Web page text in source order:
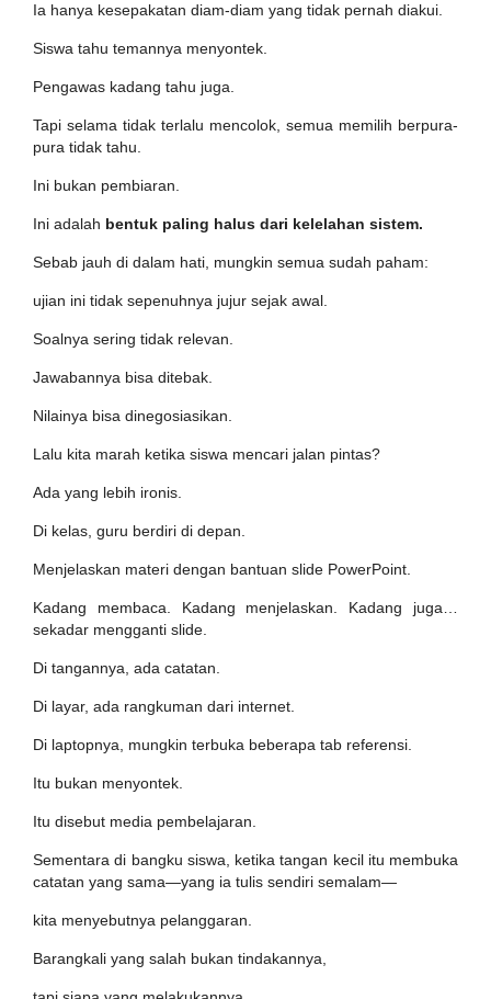
Ia hanya kesepakatan diam-diam yang tidak pernah diakui.
Siswa tahu temannya menyontek.
Pengawas kadang tahu juga.
Tapi selama tidak terlalu mencolok, semua memilih berpura-
pura tidak tahu.
Ini bukan pembiaran.
Ini adalah bentuk paling halus dari kelelahan sistem.
Sebab jauh di dalam hati, mungkin semua sudah paham:
ujian ini tidak sepenuhnya jujur sejak awal.
Soalnya sering tidak relevan.
Jawabannya bisa ditebak.
Nilainya bisa dinegosiasikan.
Lalu kita marah ketika siswa mencari jalan pintas?
Ada yang lebih ironis.
Di kelas, guru berdiri di depan.
Menjelaskan materi dengan bantuan slide PowerPoint.
Kadang membaca. Kadang menjelaskan. Kadang juga…
sekadar mengganti slide.
Di tangannya, ada catatan.
Di layar, ada rangkuman dari internet.
Di laptopnya, mungkin terbuka beberapa tab referensi.
Itu bukan menyontek.
Itu disebut media pembelajaran.
Sementara di bangku siswa, ketika tangan kecil itu membuka
catatan yang sama—yang ia tulis sendiri semalam—
kita menyebutnya pelanggaran.
Barangkali yang salah bukan tindakannya,